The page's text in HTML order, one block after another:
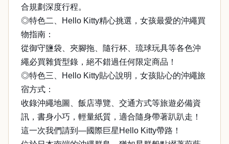
合規劃深度行程。
◎特色二、Hello Kitty精心挑選，女孩最愛的沖繩買
物指南：
從御守鹽袋、夾腳拖、隨行杯、琉球玩具等各色沖
繩必買雜貨型錄，絕不錯過任何限定商品！
◎特色三、Hello Kitty貼心說明，女孩貼心的沖繩旅
宿方式：
收錄沖繩地圖、飯店導覽、交通方式等旅遊必備資
訊，書身小巧，輕量紙質，適合隨身帶著趴趴走！
這一次我們請到—國際巨星Hello Kitty帶路！